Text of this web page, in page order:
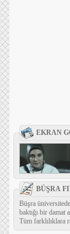
EKRAN
BÜŞRA
Büşra
baktığı bir damat
Tüm farklılıklara